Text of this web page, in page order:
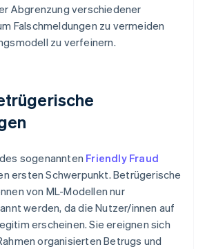
Abgrenzung verschiedener
Falschmeldungen zu vermeiden
zu verfeinern.
sogenannten Friendly Fraud
ersten Schwerpunkt. Betrügerische
von ML-Modellen nur
werden, da die Nutzer/innen auf
erscheinen. Sie ereignen sich
organisierten Betrugs und